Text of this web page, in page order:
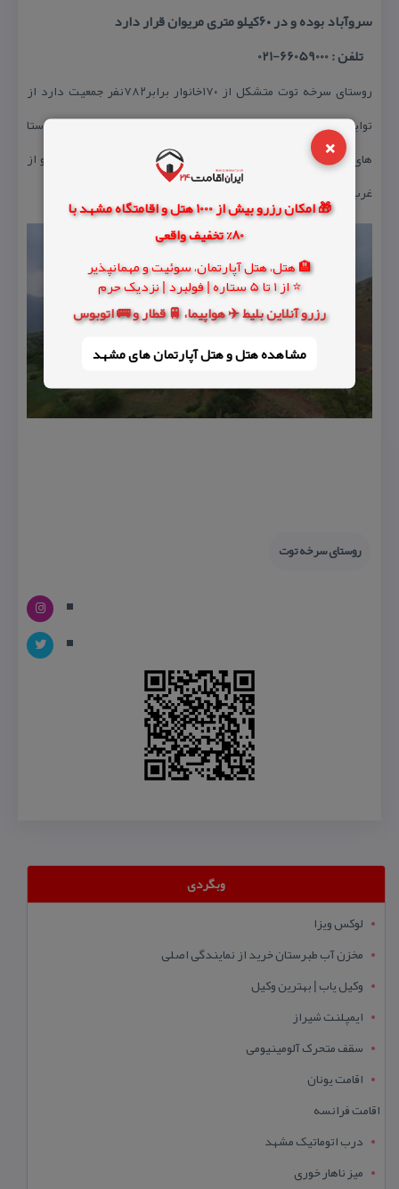
×
🎁 امکان رزرو بیش از 1000 هتل و اقامتگاه مشهد با
80% تخفیف واقعی
🏨 هتل، هتل آپارتمان، سوئیت و مهمانپذیر
⭐ از 1 تا 5 ستاره | فولبرد | نزدیک حرم
رزرو آنلاین بلیط ✈️ هواپیما، 🚆 قطار و 🚌 اتوبوس
مشاهده هتل و هتل‌ آپارتمان های مشهد
سروآباد بوده و در ۶۰كیلو متری مریوان قرار دارد
تلفن : 66059000-021
روستای سرخه توت متشكل از ۱۷۰خانوار برابر۷۸۲نفر جمعیت دارد از
توابع شهرستان سروآباد بوده و در ۶۰كیلو متری مریوان قرار دارد روستا
های اطراف سرخه توت: همسایه شمالی آن آریان و جنوبی آن دزوند و از
غرب به كانی حسین بگ و از شرق با دهكانان همسایه است.
روستای سرخه توت
وبگردی
لوکس ویزا
مخزن آب طبرستان خرید از نمایندگی اصلی
وکیل یاب | بهترین وکیل
ایمپلنت شیراز
سقف متحرک آلومینیومی
اقامت یونان
اقامت فرانسه
درب اتوماتیک مشهد
میز ناهار خوری